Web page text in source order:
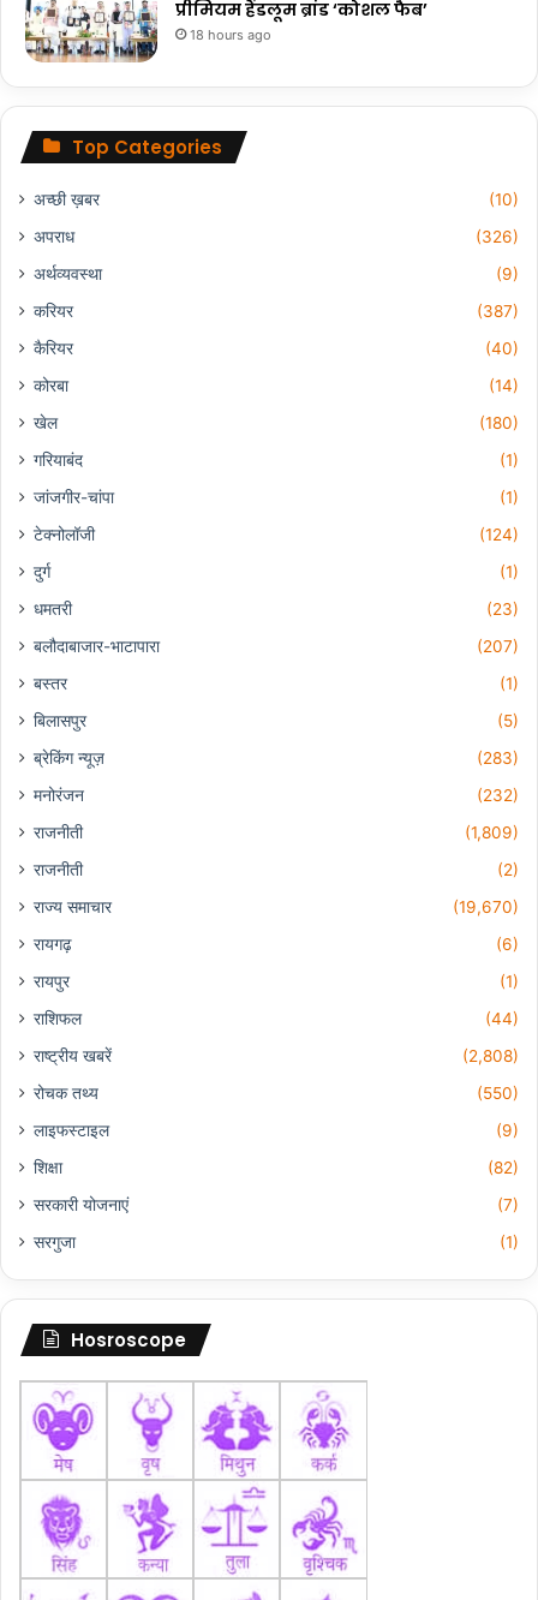
प्रीमियम हैंडलूम ब्रांड ‘कोशल फैब’
18 hours ago
Top Categories
अच्छी ख़बर
(10)
अपराध
(326)
अर्थव्यवस्था
(9)
करियर
(387)
कैरियर
(40)
कोरबा
(14)
खेल
(180)
गरियाबंद
(1)
जांजगीर-चांपा
(1)
टेक्नोलॉजी
(124)
दुर्ग
(1)
धमतरी
(23)
बलौदाबाजार-भाटापारा
(207)
बस्तर
(1)
बिलासपुर
(5)
ब्रेकिंग न्यूज़
(283)
मनोरंजन
(232)
राजनीती
(1,809)
राजनीती
(2)
राज्य समाचार
(19,670)
रायगढ़
(6)
रायपुर
(1)
राशिफल
(44)
राष्ट्रीय खबरें
(2,808)
रोचक तथ्य
(550)
लाइफस्टाइल
(9)
शिक्षा
(82)
सरकारी योजनाएं
(7)
सरगुजा
(1)
Hosroscope